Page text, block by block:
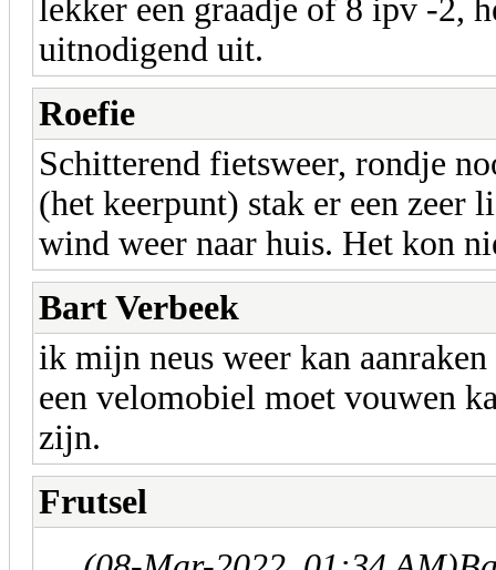
lekker een graadje of 8 ipv -2,
uitnodigend uit.
Roefie
Schitterend fietsweer, rondje
(het keerpunt) stak er een zeer
wind weer naar huis. Het kon
Bart Verbeek
ik mijn neus weer kan
een velomobiel moet vouwen
zijn.
Frutsel